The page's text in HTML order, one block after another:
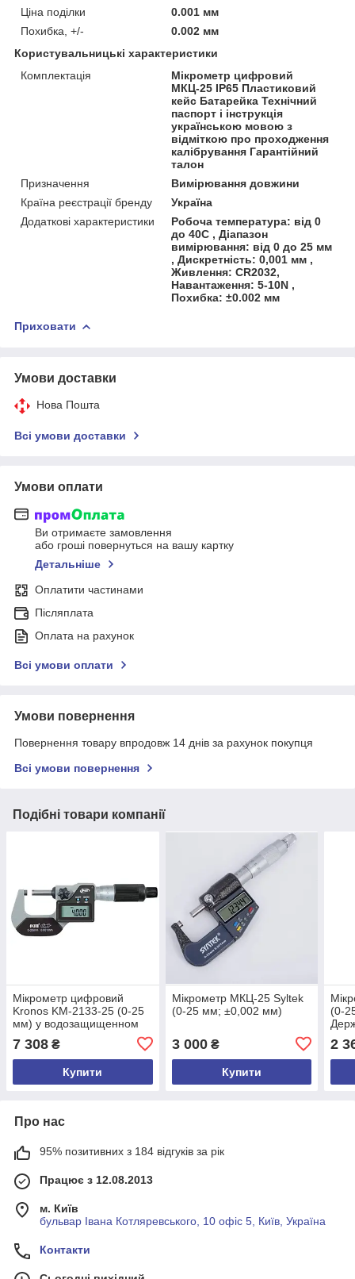
Ціна поділки
0.001 мм
Похибка, +/-
0.002 мм
Користувальницькі характеристики
Комплектація
Мікрометр цифровий
МКЦ-25 IP65 Пластиковий
кейс Батарейка Технічний
паспорт і інструкція
українською мовою з
відміткою про проходження
калібрування Гарантійний
талон
Призначення
Вимірювання довжини
Країна реєстрації бренду
Україна
Додаткові характеристики
Робоча температура: від 0
до 40С , Діапазон
вимірювання: від 0 до 25 мм
, Дискретність: 0,001 мм ,
Живлення: CR2032,
Навантаження: 5-10N ,
Похибка: ±0.002 мм
Приховати
Умови доставки
Нова Пошта
Всі умови доставки
Умови оплати
Ви отримаєте замовлення
або гроші повернуться на вашу картку
Детальніше
Оплатити частинами
Післяплата
Оплата на рахунок
Всі умови оплати
Умови повернення
Повернення товару впродовж 14 днів за рахунок покупця
Всі умови повернення
Подібні товари компанії
Мікрометр цифровий
Kronos KM-2133-25 (0-25
мм) у водозащищенном
металевому корпусі IP 65
(mdr_0573)
7 308 ₴
Купити
Мікрометр МКЦ-25 Syltek
(0-25 мм; ±0,002 мм)
3 000₴
Купити
(0-
2
Про нас
95% позитивних з 184 відгуків за рік
Працює з 12.08.2013
м. Київ
бульвар Івана Котляревського, 10 офіс 5, Київ, Україна
Контакти